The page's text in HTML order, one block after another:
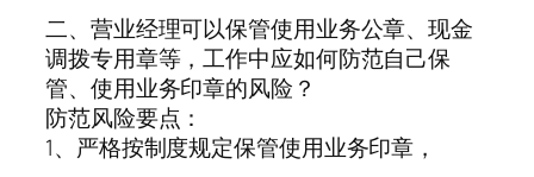
二、营业经理可以保管使用业务公章、现金
调拨专用章等，工作中应如何防范自己保
管、使用业务印章的风险？
防范风险要点：
1、严格按制度规定保管使用业务印章，